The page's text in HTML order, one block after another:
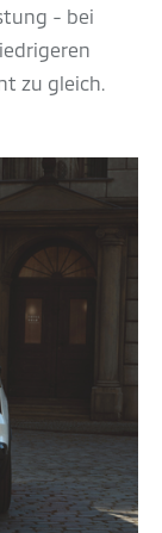
- bei
zu gleich.